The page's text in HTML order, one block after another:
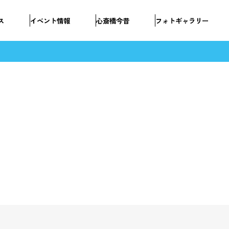
イベント情報 心斎橋今昔 フォトギャラリー